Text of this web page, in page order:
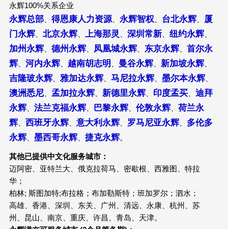
永辉100%关系企业
永辉总部、 得恩康人力资源、 永辉智权 台北永辉、
厦
门永辉、 北京永辉、 上海那灵 深圳常新、 纽约永辉、
加州永辉、 德州永辉、 凤凰城永辉、 东京永辉、 首尔永
辉、 河内永辉、 越南胡志明 曼谷永辉、 新加坡永辉、
吉隆玻永辉、 雅加达永辉、 马尼拉永辉、 墨尔本永辉、
澳洲悉尼、 孟加拉永辉、 新德里永辉、 印度孟买、 迪拜
永辉、 法兰克福永辉、 巴黎永辉、 伦敦永辉、 荷兰永
辉、 西班牙永辉、 意大利永辉、 罗马尼亚永辉、 多伦多
永辉、 墨西哥永辉、 捷克永辉。
其他已提供中文化服务城市：
迈阿密、亚特兰大、俄克拉荷马、密歇根、西雅图、特拉
华；
柏林; 斯图加特;布拉格；布加勒斯特；班加罗尔；泗水；
高雄、香港、深圳、东关、广州、清远、永康、杭州、苏
州、昆山、南京、重庆、许昌、青岛、天津。